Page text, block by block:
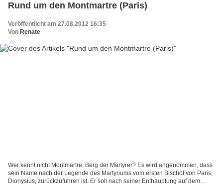
Rund um den Montmartre (Paris)
Veröffentlicht am 27.08.2012 16:35
Von Renate
Wer kennt nicht Montmartre, Berg der Märtyrer? Es wird angenommen, dass
sein Name nach der Legende des Martyriums vom ersten Bischof von Paris,
Dionysius, zurückzuführen ist. Er soll nach seiner Enthauptung auf dem